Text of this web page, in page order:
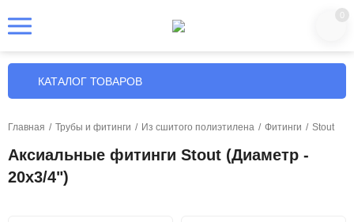
0
КАТАЛОГ ТОВАРОВ
Главная / Трубы и фитинги / Из сшитого полиэтилена / Фитинги / Stout
Аксиальные фитинги Stout (Диаметр -
20х3/4")